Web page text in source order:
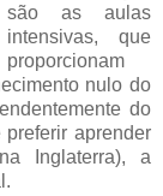
são as aulas
intensivas, que
proporcionam
nulo do
do
aprender
Inglaterra), a